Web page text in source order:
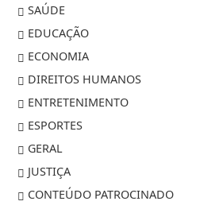
SAÚDE
EDUCAÇÃO
ECONOMIA
DIREITOS HUMANOS
ENTRETENIMENTO
ESPORTES
GERAL
JUSTIÇA
CONTEÚDO PATROCINADO